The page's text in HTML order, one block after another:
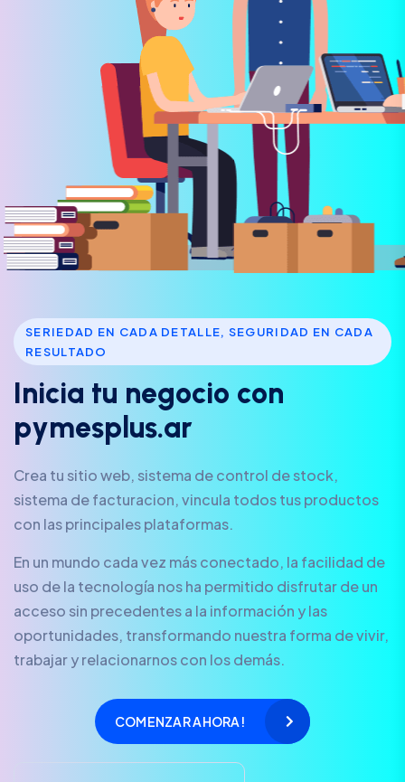
SERIEDAD EN CADA DETALLE, SEGURIDAD EN CADA
RESULTADO
Inicia tu negocio con
pymesp us.ar
Crea tu sitio web, sistema de control de stock,
sistema de facturacion, vincula todos tus productos
con las principales plataformas.
En un mundo cada vez más conectado, la facilidad de
uso de la tecnología nos ha permitido disfrutar de un
acceso sin precedentes a la información y las
oportunidades, transformando nuestra forma de vivir,
trabajar y relacionarnos con los demás.
COMENZAR AHORA!